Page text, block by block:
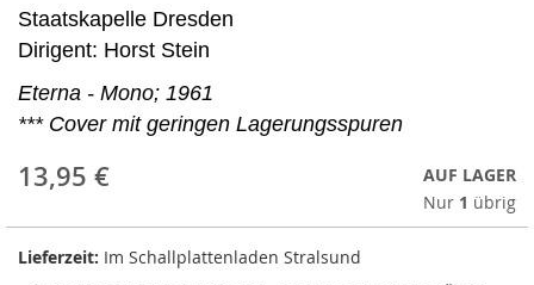
Staatskapelle Dresden
Dirigent: Horst Stein
Eterna - Mono; 1961
*** Cover mit geringen Lagerungsspuren
13,95 €
AUF LAGER
Nur 1 übrig
Lieferzeit: Im Schallplattenladen Stralsund